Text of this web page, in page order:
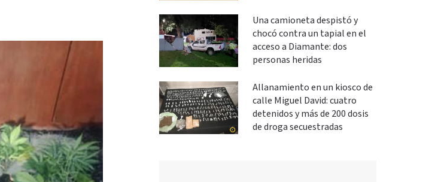
Una camioneta despistó y
chocó contra un tapial en el
acceso a Diamante: dos
personas heridas
Allanamiento en un kiosco de
calle Miguel David: cuatro
detenidos y más de 200 dosis
de droga secuestradas